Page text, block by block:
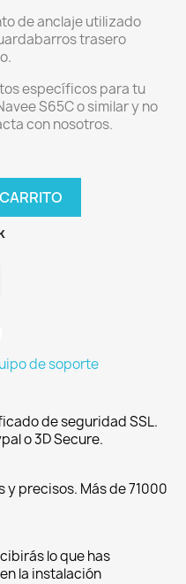
de anclaje utilizado
trasero
específicos para tu
S65C o similar y no
con nosotros.
de soporte
de seguridad SSL.
o 3D Secure.
y precisos. Más de 71000
lo que has
la instalación